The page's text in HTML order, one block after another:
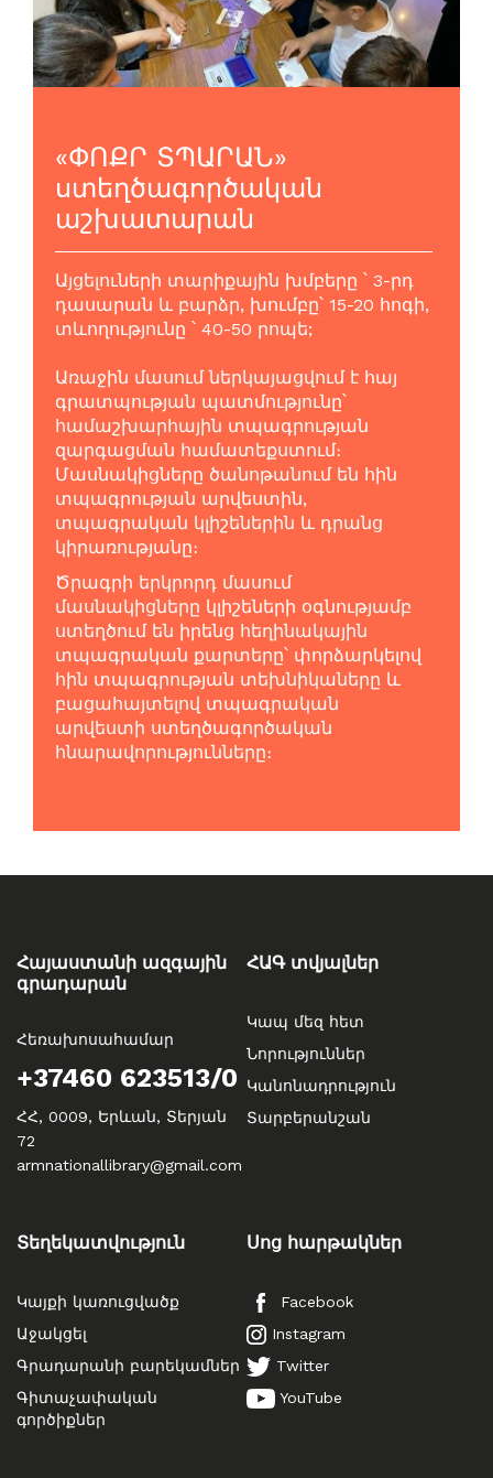
«ՓՈՔՐ ՏՊԱՐԱՆ»
ստեղծագործական
աշխատարան
Այցելուների տարիքային խմբերը ՝ 3-րդ
դասարան և բարձր, խումբը՝ 15-20 հոգի,
տևողությունը ՝ 40-50 րոպե;
Առաջին մասում ներկայացվում է հայ
գրատպության պատմությունը՝
համաշխարհային տպագրության
զարգացման համատեքստում։
Մասնակիցները ծանոթանում են հին
տպագրության արվեստին,
տպագրական կլիշեներին և դրանց
կիրառությանը։
Ծրագրի երկրորդ մասում
մասնակիցները կլիշեների օգնությամբ
ստեղծում են իրենց հեղինակային
տպագրական քարտերը՝ փորձարկելով
հին տպագրության տեխնիկաները և
բացահայտելով տպագրական
արվեստի ստեղծագործական
հնարավորությունները։
Հայաստանի ազգային
գրադարան
Հեռախոսահամար
+37460 623513/0
ՀՀ, 0009, Երևան, Տերյան
72
armnationallibrary@gmail.com
ՀԱԳ տվյալներ
Կապ մեզ հետ
Նորություններ
Կանոնադրություն
Տարբերանշան
Տեղեկատվություն
Կայքի կառուցվածք
Աջակցել
Գրադարանի բարեկամներ
Գիտաչափական
գործիքներ
Սոց հարթակներ
Facebook
Instagram
Twitter
YouTube